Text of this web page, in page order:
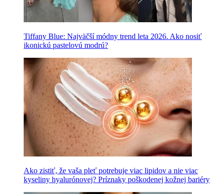
Tiffany Blue: Najväčší módny trend leta 2026. Ako nosiť
ikonickú pastelovú modrú?
Ako zistiť, že vaša pleť potrebuje viac lipidov a nie viac
kyseliny hyalurónovej? Príznaky poškodenej kožnej bariéry